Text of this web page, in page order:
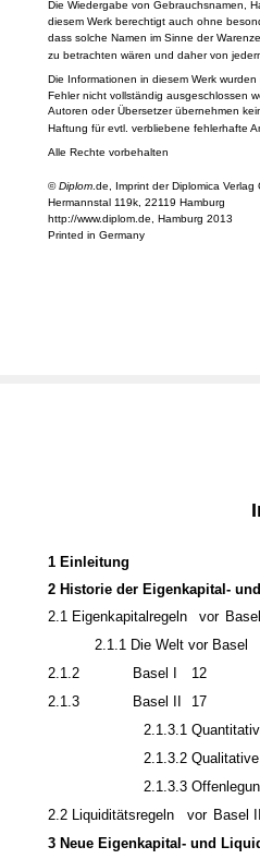
Die Wiedergabe von Gebrauchsnamen,
diesem Werk berechtigt auch ohne
dass solche Namen im Sinne der
zu betrachten wären und daher von
Die Informationen in diesem Werk
Fehler nicht vollständig ausgeschlossen
Autoren oder Übersetzer übernehmen
Haftung für evtl. verbliebene fehlerhafte
Alle Rechte vorbehalten
©Diplom.de, Imprint der Diplomica Verlag
Hermannstal 119k, 22119 Hamburg
http://www.diplom.de, Hamburg 2013
Printed in Germany
1 Einleitung
2 Historie der Eigenkapital-
2.1 Eigenkapitalregeln vor Basel
2.1.1 Die Welt vor Basel
2.1.2
Basel
12
2.1.3
Basel
17
2.1.3.1
2.1.3.2
2.1.3.3
2.2 Liquiditätsregeln vor Basel
3 Neue Eigenkapital- und